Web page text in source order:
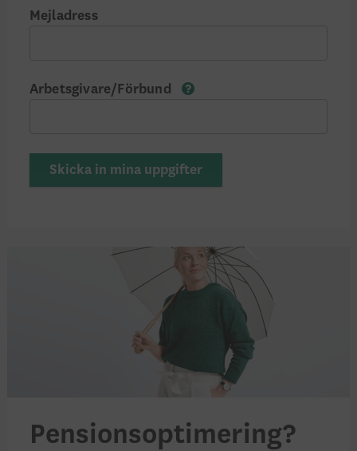
Mejladress
Arbetsgivare/Förbund
Skicka in mina uppgifter
Pensionsoptimering?